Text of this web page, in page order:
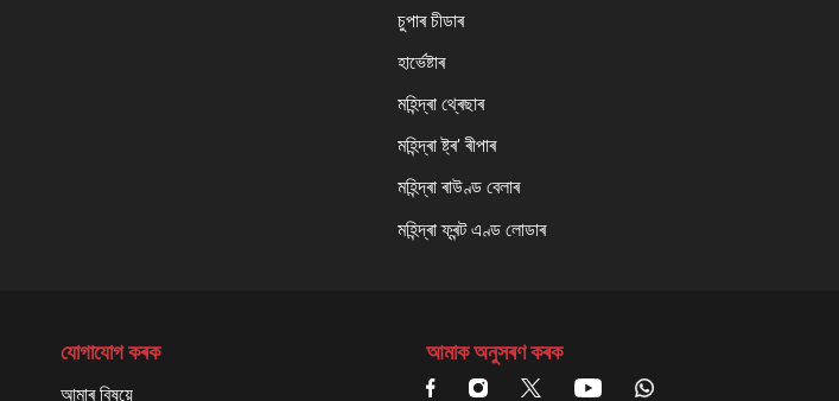
চুপাৰ চীডাৰ
হাৰ্ভেষ্টাৰ
মহিন্দ্ৰা থ্ৰেছাৰ
মহিন্দ্ৰা ষ্ট্ৰ' ৰীপাৰ
মহিন্দ্ৰা ৰাউণ্ড বেলাৰ
মহিন্দ্ৰা ফ্ৰন্ট এণ্ড লোডাৰ
যোগাযোগ কৰক
আমাৰ বিষয়ে
আমাক অনুসৰণ কৰক